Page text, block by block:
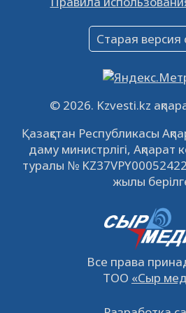
16.12.2022
Объявление
09.12.2022
Свободные рабочие
встречу с инвесторами
ноября
21.11.2022
© 2026. Kzvesti.kz
Қазақстан Республикасы
даму министрлігі, Ақпарат
туралы № KZ37VPY00052422
жылы
Все права
ТОО «Сыр
Старая версия